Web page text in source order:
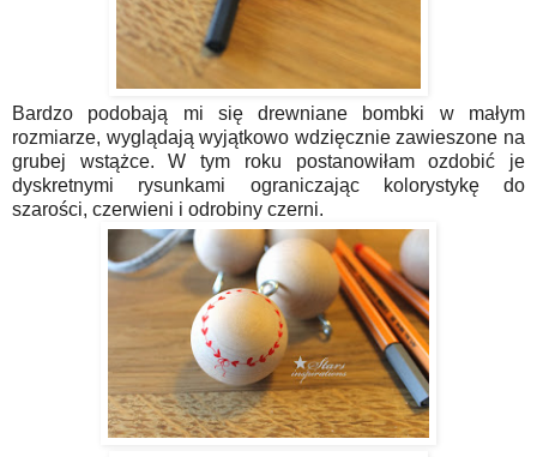
Bardzo podobają mi się drewniane bombki w małym
rozmiarze, wyglądają wyjątkowo wdzięcznie zawieszone na
grubej wstążce. W tym roku postanowiłam ozdobić je
dyskretnymi rysunkami ograniczając kolorystykę do
szarości, czerwieni i odrobiny czerni.